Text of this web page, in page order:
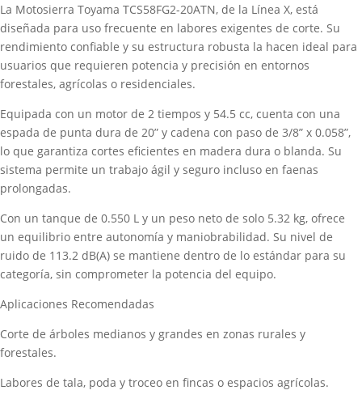
La Motosierra Toyama TCS58FG2-20ATN, de la Línea X, está
diseñada para uso frecuente en labores exigentes de corte. Su
rendimiento confiable y su estructura robusta la hacen ideal para
usuarios que requieren potencia y precisión en entornos
forestales, agrícolas o residenciales.
Equipada con un motor de 2 tiempos y 54.5 cc, cuenta con una
espada de punta dura de 20” y cadena con paso de 3/8” x 0.058”,
lo que garantiza cortes eficientes en madera dura o blanda. Su
sistema permite un trabajo ágil y seguro incluso en faenas
prolongadas.
Con un tanque de 0.550 L y un peso neto de solo 5.32 kg, ofrece
un equilibrio entre autonomía y maniobrabilidad. Su nivel de
ruido de 113.2 dB(A) se mantiene dentro de lo estándar para su
categoría, sin comprometer la potencia del equipo.
Aplicaciones Recomendadas
Corte de árboles medianos y grandes en zonas rurales y
forestales.
Labores de tala, poda y troceo en fincas o espacios agrícolas.